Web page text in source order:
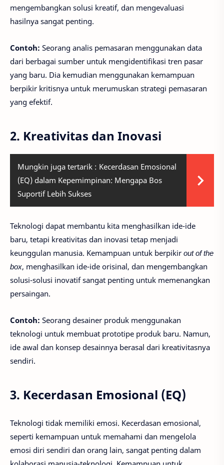
mengembangkan solusi kreatif, dan mengevaluasi
hasilnya sangat penting.
Contoh: Seorang analis pemasaran menggunakan data
dari berbagai sumber untuk mengidentifikasi tren pasar
yang baru. Dia kemudian menggunakan kemampuan
berpikir kritisnya untuk merumuskan strategi pemasaran
yang efektif.
2. Kreativitas dan Inovasi
Mungkin juga tertarik : Kecerdasan Emosional
(EQ) dalam Kepemimpinan: Mengapa Bos
Suportif Lebih Sukses
Teknologi dapat membantu kita menghasilkan ide-ide
baru, tetapi kreativitas dan inovasi tetap menjadi
keunggulan manusia. Kemampuan untuk berpikir out of the
box, menghasilkan ide-ide orisinal, dan mengembangkan
solusi-solusi inovatif sangat penting untuk memenangkan
persaingan.
Contoh: Seorang desainer produk menggunakan
teknologi untuk membuat prototipe produk baru. Namun,
ide awal dan konsep desainnya berasal dari kreativitasnya
sendiri.
3. Kecerdasan Emosional (EQ)
Teknologi tidak memiliki emosi. Kecerdasan emosional,
seperti kemampuan untuk memahami dan mengelola
emosi diri sendiri dan orang lain, sangat penting dalam